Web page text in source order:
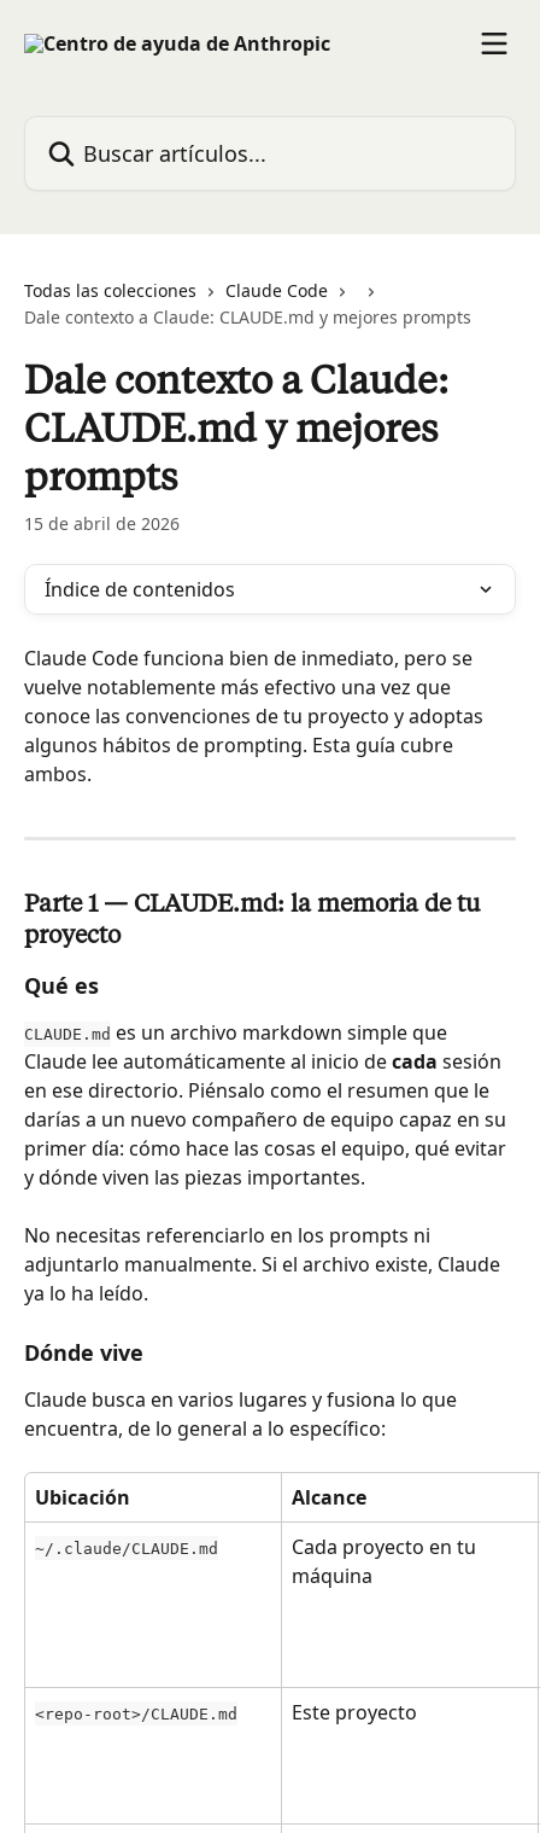
Todas las colecciones
Claude Code
Dale contexto a Claude: CLAUDE.md y mejores prompts
Dale contexto a Claude:
CLAUDE.md y mejores
prompts
15 de abril de 2026
Índice de contenidos
Claude Code funciona bien de inmediato, pero se
vuelve notablemente más efectivo una vez que
conoce las convenciones de tu proyecto y adoptas
algunos hábitos de prompting. Esta guía cubre
ambos.
Parte 1 — CLAUDE.md: la memoria de tu
proyecto
Qué es
CLAUDE.md es un archivo markdown simple que
Claude lee automáticamente al inicio de cada sesión
en ese directorio. Piénsalo como el resumen que le
darías a un nuevo compañero de equipo capaz en su
primer día: cómo hace las cosas el equipo, qué evitar
y dónde viven las piezas importantes.
No necesitas referenciarlo en los prompts ni
adjuntarlo manualmente. Si el archivo existe, Claude
ya lo ha leído.
Dónde vive
Claude busca en varios lugares y fusiona lo que
encuentra, de lo general a lo específico:
Ubicación Alcance
~/.claude/CLAUDE.md
Cada proyecto en tu
máquina
<repo-root>/CLAUDE.md Este proyecto